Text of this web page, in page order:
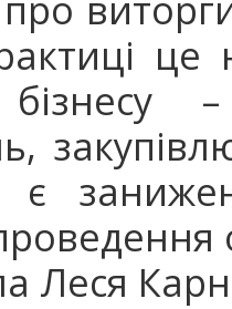
це
бізнесу
є
Леся